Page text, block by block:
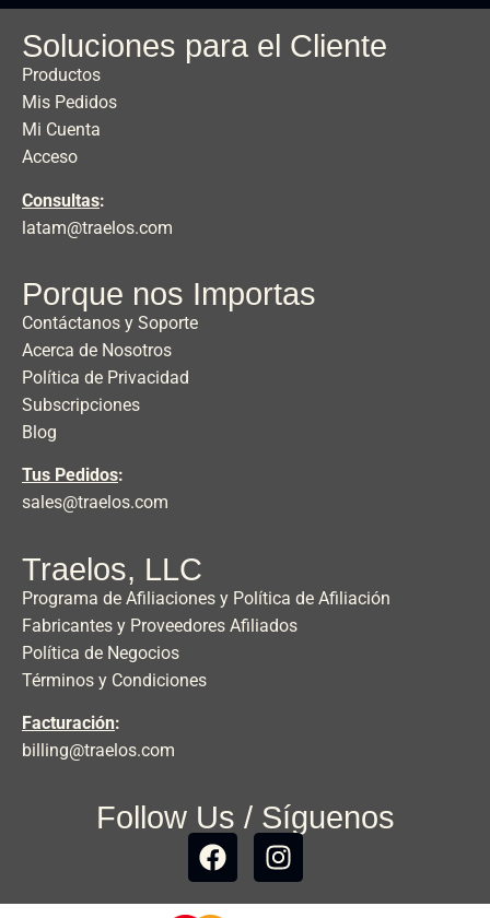
Soluciones para el Cliente
Productos
Mis Pedidos
Mi Cuenta
Acceso
Consultas:
latam@traelos.com
Porque nos Importas
Contáctanos y Soporte
Acerca de Nosotros
Política de Privacidad
Subscripciones
Blog
Tus Pedidos:
sales@traelos.com
Traelos, LLC
Programa de Afiliaciones y Política de Afiliación
Fabricantes y Proveedores Afiliados
Política de Negocios
Términos y Condiciones
Facturación:
billing@traelos.com
Follow Us / Síguenos